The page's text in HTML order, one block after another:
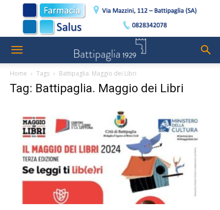
Home Tags Battipaglia. Maggio dei Libri
Tag: Battipaglia. Maggio dei Libri